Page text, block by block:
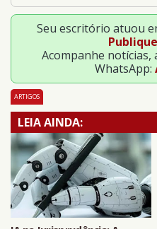
Seu escritório atuou
Acompanhe notícias,
WhatsApp:
ARTIGOS
LEIA AINDA: